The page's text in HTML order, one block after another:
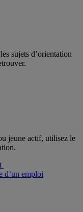
sujets d’orientation
jeune actif, utilisez le
d’un emploi